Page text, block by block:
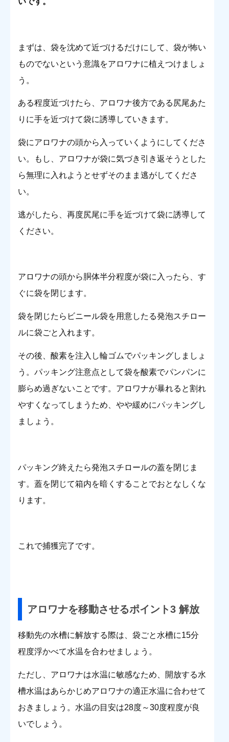
まずは、袋を沈めて近づけるだけにして、袋が怖い
ものでないという意識をアロワナに植えつけましょ
う。
ある程度近づけたら、アロワナ後方である尻尾あた
りに手を近づけて袋に誘導していきます。
袋にアロワナの頭から入っていくようにしてくださ
い。もし、アロワナが袋に気づき引き返そうとした
ら無理に入れようとせずそのまま逃がしてくださ
い。
逃がしたら、再度尻尾に手を近づけて袋に誘導して
ください。
アロワナの頭から胴体半分程度が袋に入ったら、す
ぐに袋を閉じます。
袋を閉じたらビニール袋を用意したる発泡スチロー
ルに袋ごと入れます。
その後、酸素を注入し輪ゴムでパッキングしましょ
う。パッキング注意点として袋を酸素でパンパンに
膨らめ過ぎないことです。アロワナが暴れると割れ
やすくなってしまうため、やや緩めにパッキングし
ましょう。
パッキング終えたら発泡スチロールの蓋を閉じま
す。蓋を閉じて箱内を暗くすることでおとなしくな
ります。
これで捕獲完了です。
アロワナを移動させるポイント3 解放
移動先の水槽に解放する際は、袋ごと水槽に15分
程度浮かべて水温を合わせましょう。
ただし、アロワナは水温に敏感なため、開放する水
槽水温はあらかじめアロワナの適正水温に合わせて
おきましょう。水温の目安は28度～30度程度が良
いでしょう。